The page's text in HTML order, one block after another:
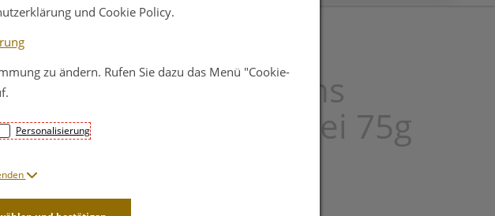
Em-eukal Bonbons
Zuckerhaltig Salbei 75g
2,89 EUR
und Cookie Policy.
zu ändern. Rufen Sie dazu das Menü "Cookie-
Personalisierung